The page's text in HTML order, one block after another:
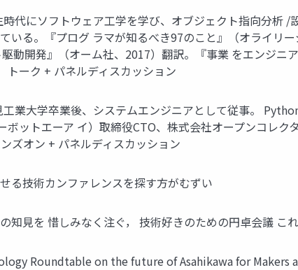
代にソフトウェア工学を学び、オブジェクト指向分析 /
いる。『プログ ラマが知るべき97のこと』（オライリ
動開発』（オーム社、2017）翻訳。『事業 をエンジニ
ーク + パネルディスカッション
業大学卒業後、システムエンジニアとして従事。
ットエーア イ）取締役CTO、株式会社オープンコレク
ズオン + パネルディスカッション
る技術カンファレンスを探す方がむずい
見を 惜しみなく注ぐ， 技術好きのための円卓会議 こ
Roundtable on the future of Asahikawa for Makers